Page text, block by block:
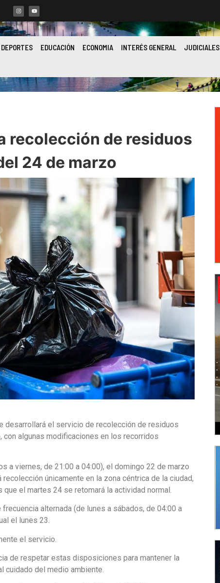
DEPORTES EDUCACIÓN ECONOMIA INTERÉS GENERAL JUDICIALES
recolección de residuos
24 de marzo
desarrollará el servicio de recolección de residuos
algunas modificaciones en los recorridos
a viernes, de 21:00 a 04:00), el domingo 22 de marzo
únicamente en la zona céntrica de la ciudad,
el martes 24 se retomará la actividad normal.
alternada (de lunes a sábados, de 04:00 a
el lunes 23.
el servicio.
de respetar estas disposiciones para mantener la
cuidado del medio ambiente.